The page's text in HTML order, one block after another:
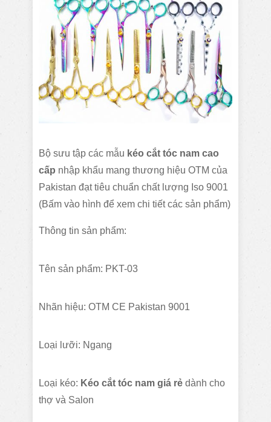
Bộ sưu tập các mẫu kéo cắt tóc nam cao
cấp nhập khẩu mang thương hiệu OTM của
Pakistan đạt tiêu chuẩn chất lượng Iso 9001
(Bấm vào hình để xem chi tiết các sản phẩm)
Thông tin sản phẩm:
Tên sản phẩm: PKT-03
Nhãn hiệu: OTM CE Pakistan 9001
Loại lưỡi: Ngang
Loại kéo: Kéo cắt tóc nam giá rẻ dành cho
thợ và Salon